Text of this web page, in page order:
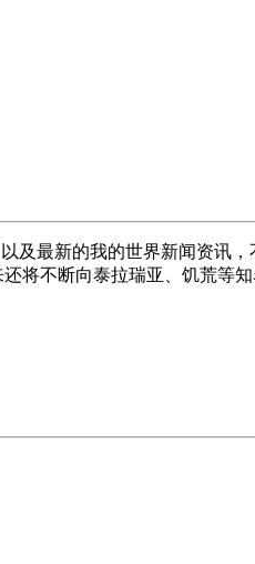
最新的我的世界新闻资讯
将不断向泰拉瑞亚、饥荒等知